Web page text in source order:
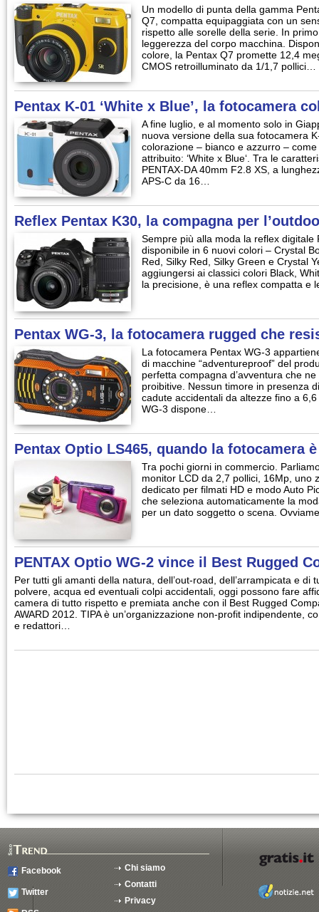
Un modello di punta della gamma
Q7, compatta equipaggiata con un
rispetto alle sorelle della serie. In
leggerezza del corpo macchina.
colore, la Pentax Q7 promette 12,4
CMOS retroilluminato da 1/1,7 pollici…
Pentax K-01 ‘White x Blue’, la fotocamera
A fine luglio, e al momento solo in
nuova versione della sua fotocamera
colorazione – bianco e azzurro –
attribuito: ‘White x Blue‘. Tra le
PENTAX-DA 40mm F2.8 XS, a
APS-C da 16…
Reflex Pentax K30, la compagna per
Sempre più alla moda la reflex digitale
disponibile in 6 nuovi colori – Crystal
Red, Silky Red, Silky Green e Crystal
aggiungersi ai classici colori Black,
la precisione, è una reflex compatta e
Pentax WG-3, la fotocamera rugged che
La fotocamera Pentax WG-3
di macchine “adventureproof” del
perfetta compagna d’avventura che
proibitive. Nessun timore in presenza
cadute accidentali da altezze fino a
WG-3 dispone…
Pentax Optio LS465, quando la fotocamera
Tra pochi giorni in commercio.
monitor LCD da 2,7 pollici, 16Mp, uno
dedicato per filmati HD e modo Auto
che seleziona automaticamente la
per un dato soggetto o scena.
PENTAX Optio WG-2 vince il Best Rugged
Per tutti gli amanti della natura, dell’out-road, dell’arrampicata e di
polvere, acqua ed eventuali colpi accidentali, oggi possono fare
camera di tutto rispetto e premiata anche con il Best Rugged
AWARD 2012. TIPA è un’organizzazione non-profit indipendente,
e redattori…
Facebook
Twitter
Chi siamo
Contatti
Privacy